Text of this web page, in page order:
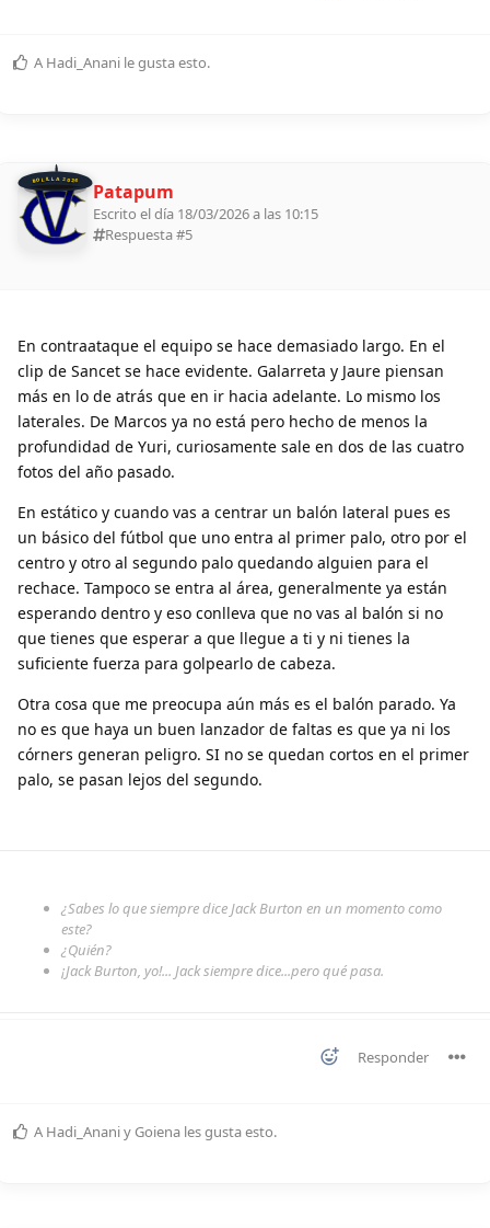
A Hadi_Anani le gusta esto.
BOLILLA 2026 Patapum
Escrito el día 18/03/2026 a las 10:15
Respuesta #5
En contraataque el equipo se hace demasiado largo. En el
clip de Sancet se hace evidente. Galarreta y Jaure piensan
más en lo de atrás que en ir hacia adelante. Lo mismo los
laterales. De Marcos ya no está pero hecho de menos la
profundidad de Yuri, curiosamente sale en dos de las cuatro
fotos del año pasado.
En estático y cuando vas a centrar un balón lateral pues es
un básico del fútbol que uno entra al primer palo, otro por el
centro y otro al segundo palo quedando alguien para el
rechace. Tampoco se entra al área, generalmente ya están
esperando dentro y eso conlleva que no vas al balón si no
que tienes que esperar a que llegue a ti y ni tienes la
suficiente fuerza para golpearlo de cabeza.
Otra cosa que me preocupa aún más es el balón parado. Ya
no es que haya un buen lanzador de faltas es que ya ni los
córners generan peligro. SI no se quedan cortos en el primer
palo, se pasan lejos del segundo.
¿Sabes lo que siempre dice Jack Burton en un momento como
este?
¿Quién?
¡Jack Burton, yo!... Jack siempre dice...pero qué pasa.
Responder
A Hadi_Ananiy Goiena les gusta esto.